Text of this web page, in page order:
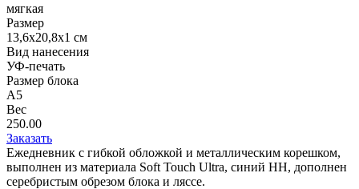
мягкая
Размер
13,6х20,8х1 см
Вид нанесения
УФ-печать
Размер блока
А5
Вес
250.00
Заказать
Ежедневник с гибкой обложкой и металлическим корешком,
выполнен из материала Soft Touch Ultra, синий НН, дополнен
серебристым обрезом блока и ляссе.